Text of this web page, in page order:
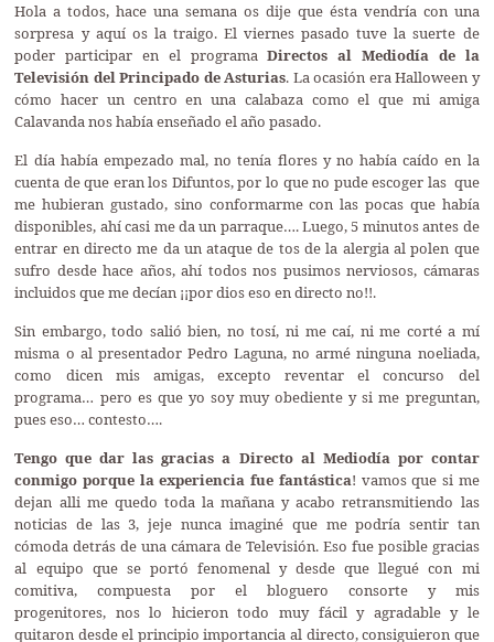
Hola a todos, hace una semana os dije que ésta vendría con una
sorpresa y aquí os la traigo. El viernes pasado tuve la suerte de
poder participar en el programaDirectos al Mediodía de la
Televisión del Principado de Asturias. La ocasión era Halloween y
cómo hacer un centro en una calabaza como el que mi amiga
Calavanda nos había enseñado el año pasado.
El día había empezado mal, no tenía flores y no había caído en la
cuenta de que eran los Difuntos, por lo que no pude escoger las que
me hubieran gustado, sino conformarme con las pocas que había
disponibles, ahí casi me da un parraque…. Luego, 5 minutos antes de
entrar en directo me da un ataque de tos de la alergia al polen que
sufro desde hace años, ahí todos nos pusimos nerviosos, cámaras
incluidos que me decían ¡¡por dios eso en directo no!!.
Sin embargo, todo salió bien, no tosí, ni me caí, ni me corté a mí
misma o al presentador Pedro Laguna, no armé ninguna noeliada,
como dicen mis amigas, excepto reventar el concurso del
programa… pero es que yo soy muy obediente y si me preguntan,
pues eso… contesto….
Tengo que dar las gracias a Directo al Mediodía por contar
conmigo porque la experiencia fue fantástica! vamos que si me
dejan alli me quedo toda la mañana y acabo retransmitiendo las
noticias de las 3, jeje nunca imaginé que me podría sentir tan
cómoda detrás de una cámara de Televisión. Eso fue posible gracias
al equipo que se portó fenomenal y desde que llegué con mi
comitiva, compuesta por el bloguero consorte y mis
progenitores, nos lo hicieron todo muy fácil y agradable y le
quitaron desde el principio importancia al directo, consiguieron que